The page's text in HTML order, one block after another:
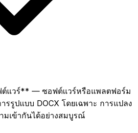
แวร์** — ซอฟต์แวร์หรือแพลตฟอร์ม
รูปแบบ DOCX โดยเฉพาะ การแปลง
มเข้ากันได้อย่างสมบูรณ์